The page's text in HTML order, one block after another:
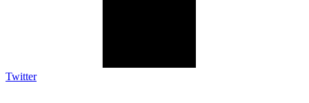
Twitter